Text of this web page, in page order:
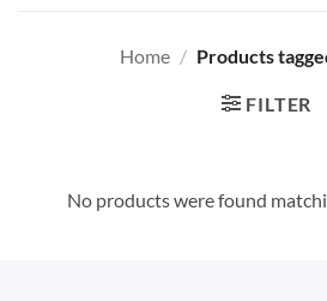
Home / Products
FILTER
No products were found